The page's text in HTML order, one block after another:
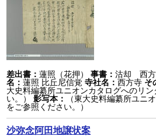
差出書：蓮照（花押） 事書：沽却 西
名：蓮照 比丘尼信覚 寺社名：西方寺 そ
大史料編纂所ユニオンカタログへのリン
い。）
影写本：
（東大史料編纂所ユニ
をご参照ください。）
沙弥念阿田地譲状案